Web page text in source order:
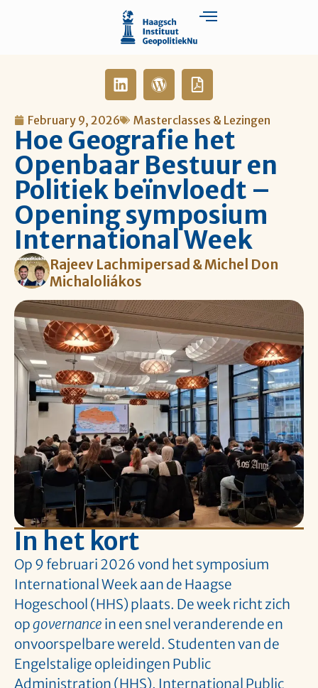
February 9, 2026 Masterclasses & Lezingen
Hoe Geografie het
Openbaar Bestuur en
Politiek beïnvloedt –
Opening symposium
International Week
Rajeev Lachmipersad & Michel Don
Michaloliákos
In het kort
Op 9 februari 2026 vond het symposium
International Week aan de Haagse
Hogeschool (HHS) plaats. De week richt zich
opgovernance in een snel veranderende en
onvoorspelbare wereld. Studenten van de
Engelstalige opleidingen Public
Administration (HHS), International Public